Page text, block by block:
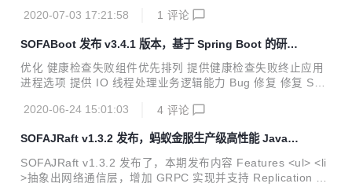
@wangfakang @trainyao @champly <ul> <li>go-control-pl
Metrics</li> <li>支持 Istio sourceLabels 过滤功能</li> <li>
支持 pilot-agent 的探测接口</li> <li>支持更...
2020-07-03 17:21:58 1 评论
SOFABoot 发布 v3.4.1 版本，基于 Spring Boot 的研发
框架
优化 健康检查失败组件优先排列 提供健康检查失败终止应用
进程选项 提供 IO 线程处理业务逻辑能力 Bug 修复 修复 SOF
计算错误 修复在组件管理器关闭之前，应用程序关闭 升级 更
gRPC 版本至 1.28.0 更新 protoc 和 protoc-java 版本至 3.1
1.0 Optimize Provide option for processing biz logic in IO t
hread #658 Put...
2020-06-24 15:01:03 4 评论
SOFAJRaft v1.3.2 发布，蚂蚁金服生产级高性能 Java
实现
SOFAJRaft v1.3.2 发布了，本期发布内容 Features <ul> <li
>抽象出网络通信层，增加 GRPC 实现并支持 Replication Pi